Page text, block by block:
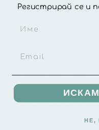
нюанс или
предлагайки вечна
????
Проектирани с
нашите дървени
безгрижна игра. Без
устички, които
Регистрирай се и
НЕ,